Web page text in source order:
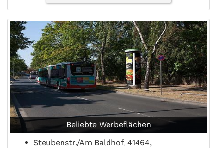
Beliebte Werbeflächen
Steubenstr./Am Baldhof, 41464,